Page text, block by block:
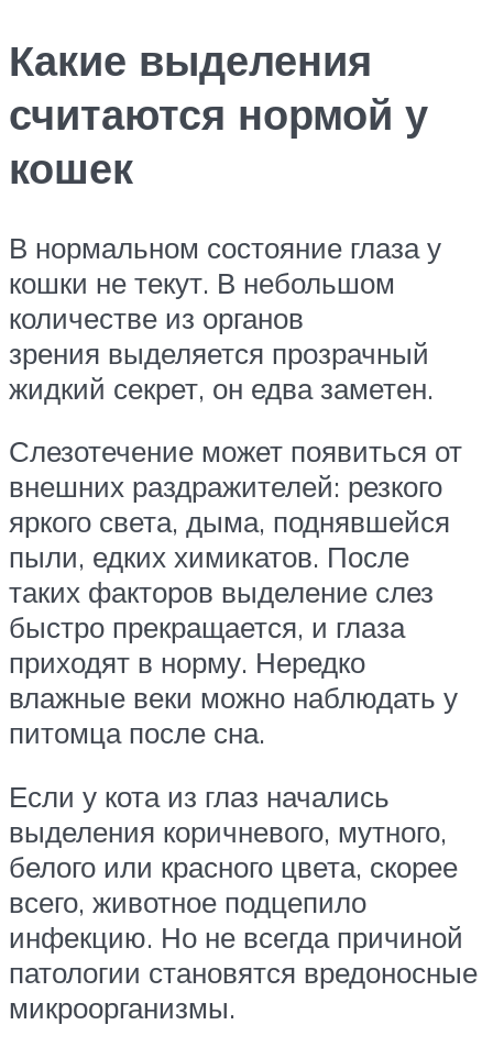
Какие выделения
считаются нормой у
кошек
В нормальном состояние глаза у
кошки не текут. В небольшом
количестве из органов
зрения выделяется прозрачный
жидкий секрет, он едва заметен.
Слезотечение может появиться от
внешних раздражителей: резкого
яркого света, дыма, поднявшейся
пыли, едких химикатов. После
таких факторов выделение слез
быстро прекращается, и глаза
приходят в норму. Нередко
влажные веки можно наблюдать у
питомца после сна.
Если у кота из глаз начались
выделения коричневого, мутного,
белого или красного цвета, скорее
всего, животное подцепило
инфекцию. Но не всегда причиной
патологии становятся вредоносные
микроорганизмы.